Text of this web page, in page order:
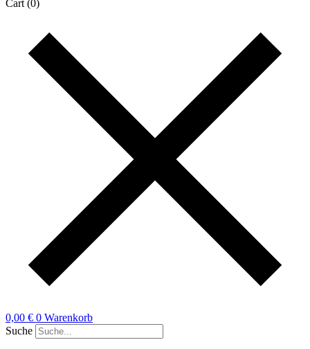
Cart (0)
0,00 € 0 Warenkorb
Suche